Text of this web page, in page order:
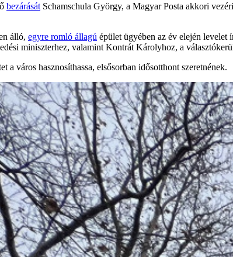
bezárását Schamschula György, a Magyar Posta akkori
álló, egyre romló állagú épület ügyében az év elején
miniszterhez, valamint Kontrát Károlyhoz, a
a város hasznosíthassa, elsősorban idősotthont szeretnének.